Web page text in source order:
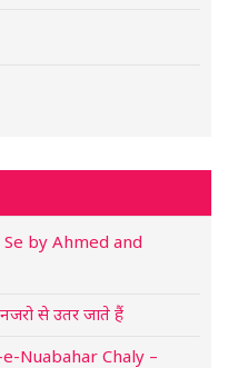
by Ahmed and
से उतर जाते हैं
Nuabahar Chaly –